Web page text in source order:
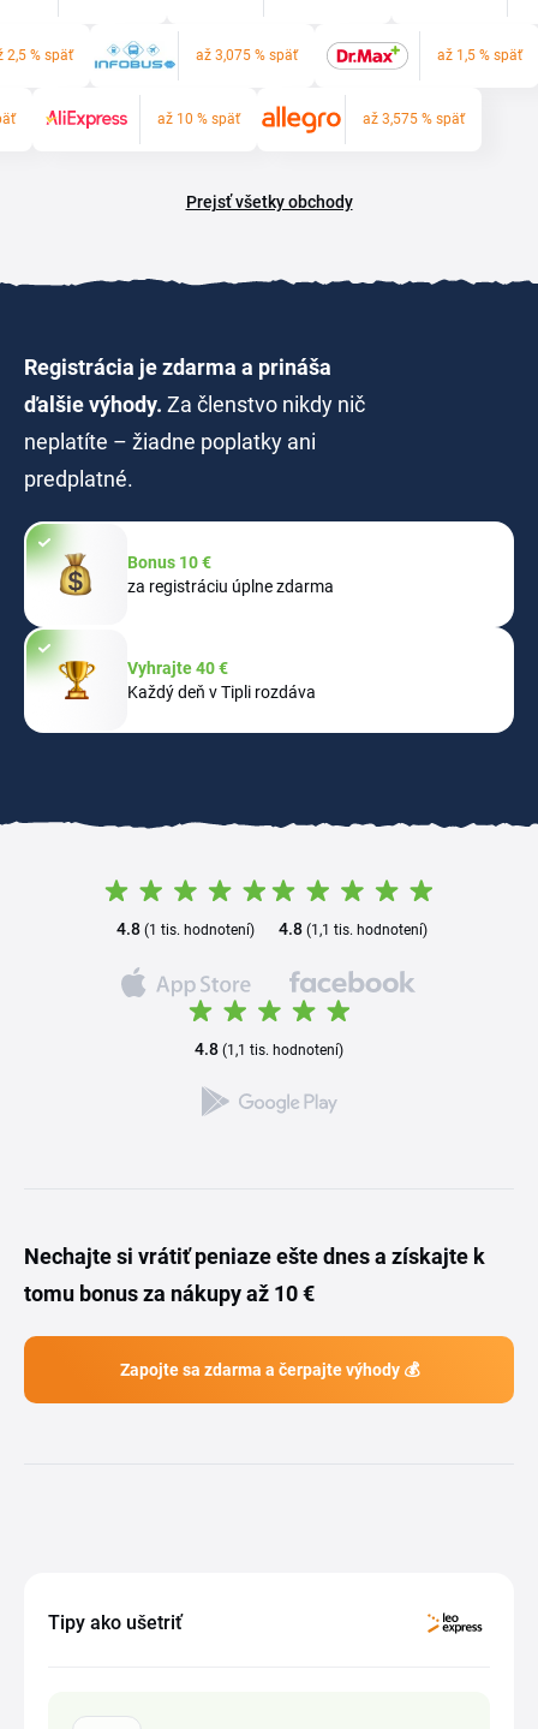
2,5 % späť až 3,075 % späť až 1,5 % späť
až 10 % späť až 3,575 % späť
Prejsť všetky obchody
Registrácia je zdarma a prináša
ďalšie výhody. Za členstvo nikdy nič
neplatíte – žiadne poplatky ani
predplatné.
Bonus 10 €
za registráciu úplne zdarma
Vyhrajte 40 €
Každý deň v Tipli rozdáva
4.8 (1 tis. hodnotení) 4.8(1,1 tis. hodnotení)
4.8 (1,1 tis. hodnotení)
Nechajte si vrátiť peniaze ešte dnes a získajte k
tomu bonus za nákupy až 10 €
Zapojte sa zdarma a čerpajte výhody 💰
Tipy ako ušetriť